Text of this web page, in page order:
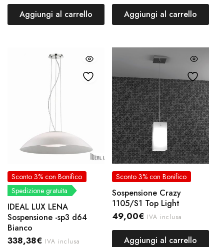
Aggiungi al carrello Aggiungi al carrello
Sconto 3% con Bonifico
Spedizione gratuita
IDEAL LUX LENA
Sospensione -sp3 d64
Bianco
338,38€ IVA inclusa
Sconto 3% con Bonifico
Sospensione Crazy
1105/S1 Top Light
49,00€ IVA inclusa
Aggiungi al carrello